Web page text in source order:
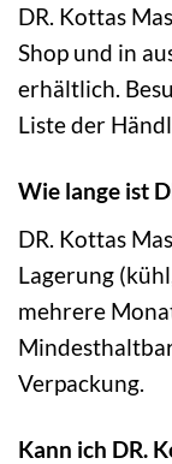
DR. Kottas
Shop und in
erhältlich.
Liste der
Wie lange ist
DR. Kottas
Lagerung
mehrere
Verpackung.
Kann ich DR.